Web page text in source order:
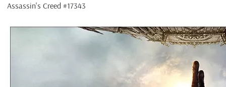
Assassin's Creed #17343